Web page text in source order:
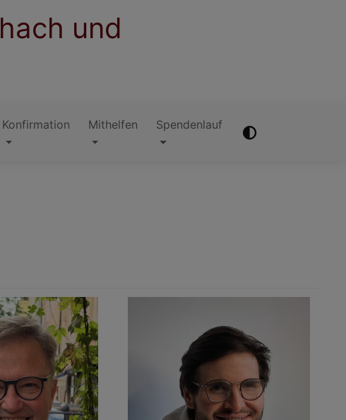
und
Konfirmation Mithelfen Spendenlauf